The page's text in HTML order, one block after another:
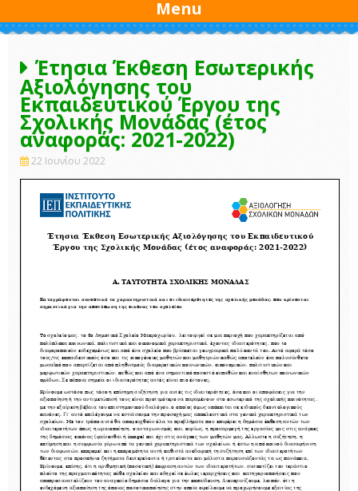
Menu
Έτησια Έκθεση Εσωτερικής
Αξιολόγησης του
Εκπαιδευτικού Έργου της
Σχολικής Μονάδας (έτος
αναφοράς: 2021-2022)
22 Ιουνίου 2022